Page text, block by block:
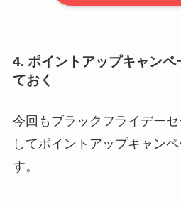
4. ポイントアップキャンペ
ておく
今回もブラックフライデー
してポイントアップキャン
す。